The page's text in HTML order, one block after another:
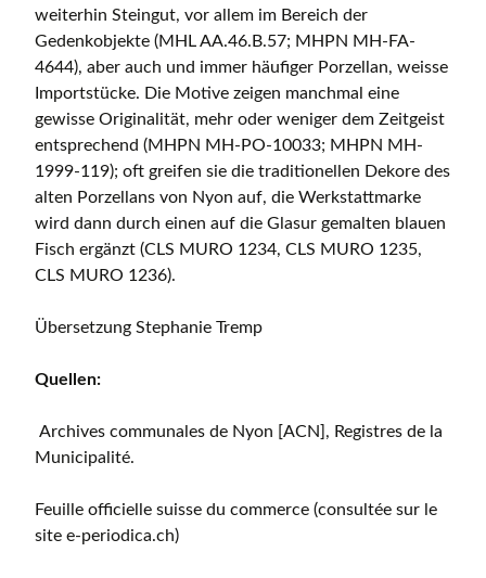
weiterhin Steingut, vor allem im Bereich der
Gedenkobjekte (MHL AA.46.B.57; MHPN MH-FA-
4644), aber auch und immer häufiger Porzellan, weisse
Importstücke. Die Motive zeigen manchmal eine
gewisse Originalität, mehr oder weniger dem Zeitgeist
entsprechend (MHPN MH-PO-10033; MHPN MH-
1999-119); oft greifen sie die traditionellen Dekore des
alten Porzellans von Nyon auf, die Werkstattmarke
wird dann durch einen auf die Glasur gemalten blauen
Fisch ergänzt (CLS MURO 1234, CLS MURO 1235,
CLS MURO 1236).
Übersetzung Stephanie Tremp
Quellen:
Archives communales de Nyon [ACN], Registres de la
Municipalité.
Feuille officielle suisse du commerce (consultée sur le
site e-periodica.ch)